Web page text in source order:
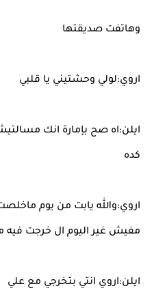
وهاتفت صديقتها
اروي:لولي وحشتيني يا قلبي
ايلن:اه صح بإمارة انك
كده
اروي:والله يابت من يوم
مفيش غير اليوم ال خرجت فيه
ايلن:اروي انتي بتخرجي مع علي